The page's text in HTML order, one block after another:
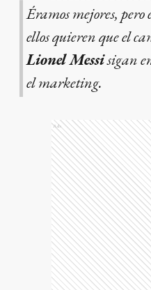
Éramos mejores,
ellos quieren que el
Lionel Messisigan
el marketing.
Ads